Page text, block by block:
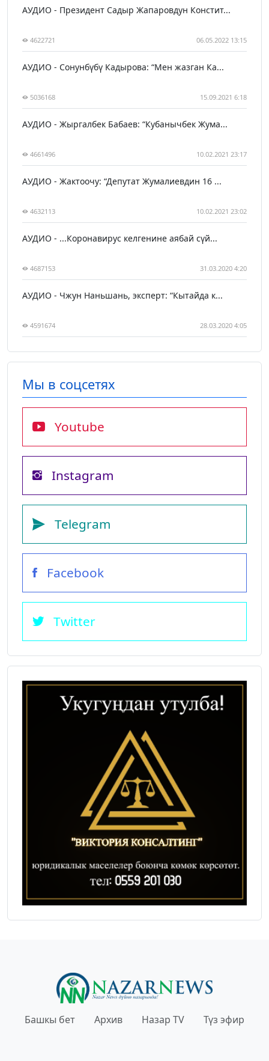
АУДИО - Президент Садыр Жапаровдун Констит...
4622721 06.05.2022 13:15
АУДИО - Сонунбүбү Кадырова: “Мен жазган Ка...
5036168 15.09.2021 6:18
АУДИО - Жыргалбек Бабаев: “Кубанычбек Жума...
4661496 10.02.2021 23:17
АУДИО - Жактоочу: “Депутат Жумалиевдин 16 ...
4632113 10.02.2021 23:02
АУДИО - ...Коронавирус келгенине аябай сүй...
4687153 31.03.2020 4:20
АУДИО - Чжун Наньшань, эксперт: “Кытайда к...
4591674 28.03.2020 4:05
Мы в соцсетях
Youtube
Instagram
Telegram
Facebook
Twitter
Башкы бет Архив Назар TV Түз эфир